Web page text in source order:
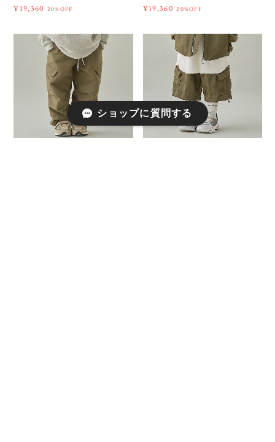
¥19,360 20%OFF ¥19,360 20%OFF
ショップに質問する